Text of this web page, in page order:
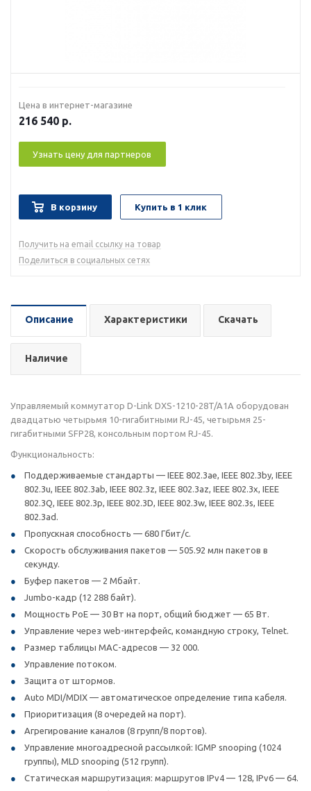
Цена в интернет-магазине
216 540 р.
Узнать цену для партнеров
В корзину Купить в 1 клик
Получить на email ссылку на товар
Поделиться в социальных сетях
Описание Характеристики Скачать
Наличие
Управляемый коммутатор D-Link DXS-1210-28T/A1A оборудован
двадцатью четырьмя 10-гигабитными RJ-45, четырьмя 25-
гигабитными SFP28, консольным портом RJ-45.
Функциональность:
Поддерживаемые стандарты — IEEE 802.3ae, IEEE 802.3by, IEEE
802.3u, IEEE 802.3ab, IEEE 802.3z, IEEE 802.3az, IEEE 802.3x, IEEE
802.3Q, IEEE 802.3p, IEEE 802.3D, IEEE 802.3w, IEEE 802.3s, IEEE
802.3ad.
Пропускная способность — 680 Гбит/с.
Скорость обслуживания пакетов — 505.92 млн пакетов в
секунду.
Буфер пакетов — 2 Мбайт.
Jumbo-кадр (12 288 байт).
Мощность PoE — 30 Вт на порт, общий бюджет — 65 Вт.
Управление через web-интерфейс, командную строку, Telnet.
Размер таблицы MAC-адресов — 32 000.
Управление потоком.
Защита от штормов.
Auto MDI/MDIX — автоматическое определение типа кабеля.
Приоритизация (8 очередей на порт).
Агрегирование каналов (8 групп/8 портов).
Управление многоадресной рассылкой: IGMP snooping (1024
группы), MLD snooping (512 групп).
Статическая маршрутизация: маршрутов IPv4 — 128, IPv6 — 64.